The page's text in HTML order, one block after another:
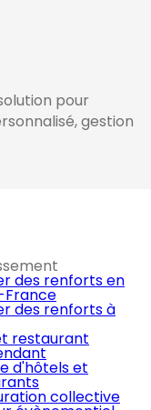
pour
gestion
des renforts en
des renforts à
restaurant
d'hôtels et
collective